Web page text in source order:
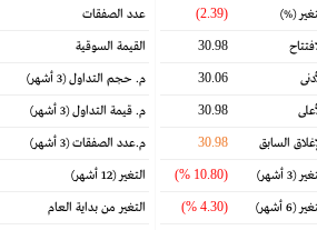
(%)
(2.39)
30.98
30.06
30.98
السابق 30.98
(3 أشهر) (10.80 %)
(6 أشهر) (4.30 %)
عدد الصفقات
القيمة السوقية
م. حجم التداول(3 أشهر)
م. قيمة التداول(3 أشهر)
م.عدد الصفقات(3 أشهر)
التغير(12 أشهر)
التغير من بداية العام